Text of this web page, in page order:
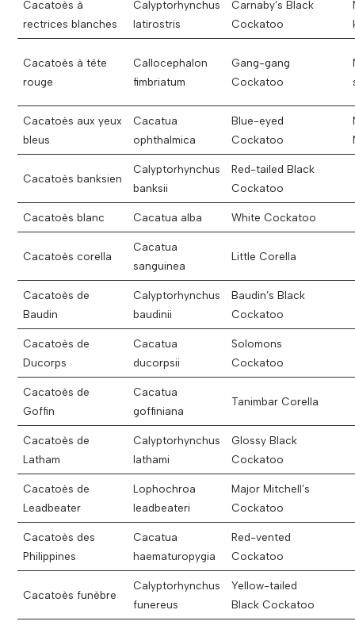
Cacatoès à
rectrices blanches
Calyptorhynchus
latirostris
Carnaby’s Black
Cockatoo
Cacatoès à tête
rouge
Callocephalon
fimbriatum
Gang-gang
Cockatoo
Cacatoès aux yeux
bleus
Cacatua
ophthalmica
Blue-eyed
Cockatoo
Cacatoès banksien
Calyptorhynchus
banksii
Red-tailed Black
Cockatoo
Cacatoès blanc Cacatua alba White Cockatoo
Cacatoès corella
Cacatua
sanguinea
Little Corella
Cacatoès de
Baudin
Calyptorhynchus
baudinii
Baudin’s Black
Cockatoo
Cacatoès de
Ducorps
Cacatua
ducorpsii
Solomons
Cockatoo
Cacatoès de
Goffin
Cacatua
goffiniana
Tanimbar Corella
Cacatoès de
Latham
Calyptorhynchus
lathami
Glossy Black
Cockatoo
Cacatoès de
Leadbeater
Lophochroa
leadbeateri
Major Mitchell’s
Cockatoo
Cacatoès des
Philippines
Cacatua
haematuropygia
Red-vented
Cockatoo
Cacatoès funèbre
Calyptorhynchus
funereus
Yellow-tailed
Black Cockatoo